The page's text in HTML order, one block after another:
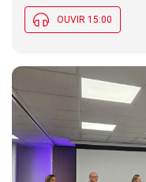
OUVIR 15:00